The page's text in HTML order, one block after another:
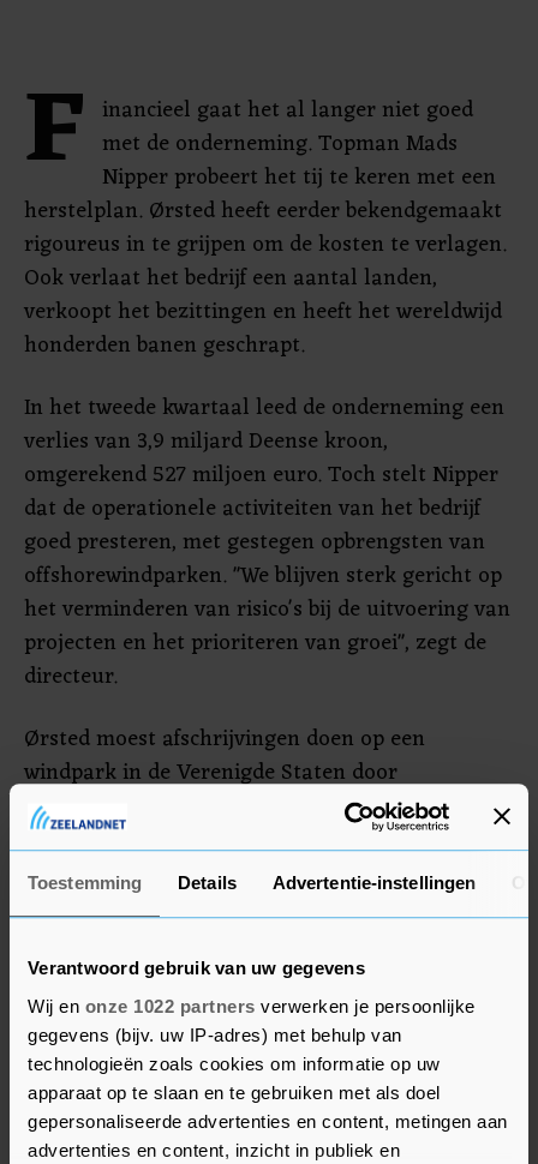
Toestemming Details Advertentie-instellingen
Verantwoord gebruik van uw gegevens
Wij en onze 1022 partners verwerken je persoonlijke
gegevens (bijv. uw IP-adres) met behulp van
technologieën zoals cookies om informatie op uw
apparaat op te slaan en te gebruiken met als doel
gepersonaliseerde advertenties en content, metingen aan
advertenties en content, inzicht in publiek en
F inancieel gaat het al langer niet goed
met de onderneming. Topman Mads
Nipper probeert het tij te keren met een
herstelplan. Ørsted heeft eerder bekendgemaakt
rigoureus in te grijpen om de kosten te verlagen.
Ook verlaat het bedrijf een aantal landen,
verkoopt het bezittingen en heeft het wereldwijd
honderden banen geschrapt.
In het tweede kwartaal leed de onderneming een
verlies van 3,9 miljard Deense kroon,
omgerekend 527 miljoen euro. Toch stelt Nipper
dat de operationele activiteiten van het bedrijf
goed presteren, met gestegen opbrengsten van
offshorewindparken. "We blijven sterk gericht op
het verminderen van risico's bij de uitvoering van
projecten en het prioriteren van groei", zegt de
directeur.
Ørsted moest afschrijvingen doen op een
windpark in de Verenigde Staten door
bouwvertragingen, waardoor de oplevering een
jaar later plaatsvindt. Het Zweedse
waterstofproject, bekend als FlagshipONE, had de
grootste productiefaciliteit van groene
slaagde er echter niet in afnemers voor de
producten te vinden.